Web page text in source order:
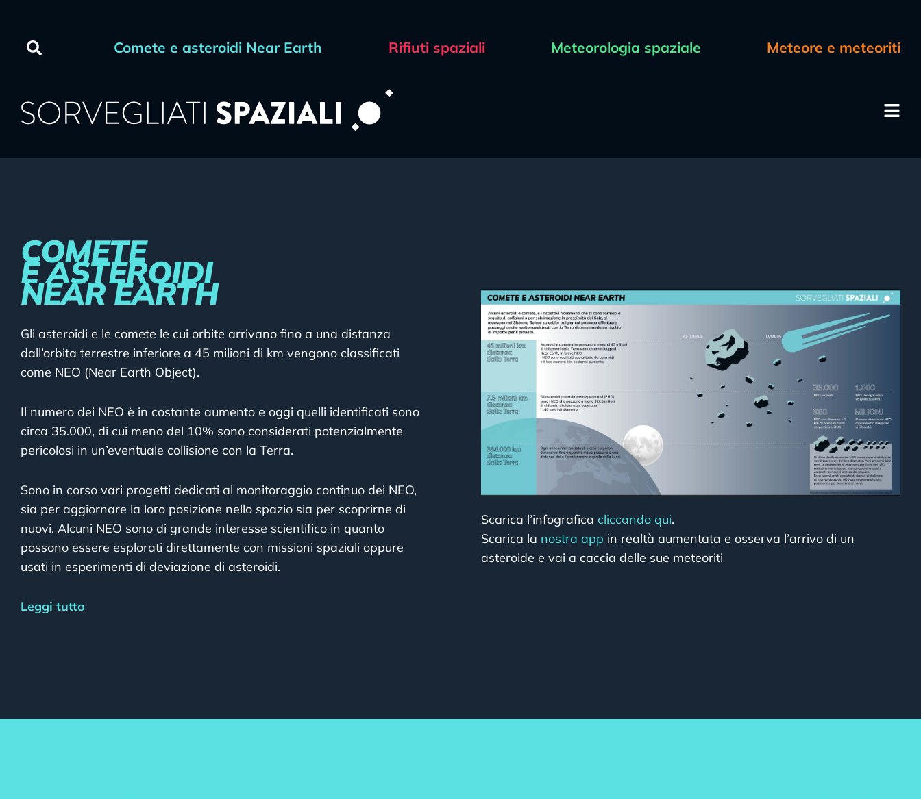
Comete e asteroidi Near Earth Rifiuti spaziali Meteorologia spaziale Meteore e meteoriti
COMETE
E ASTEROIDI
NEAR EARTH
Gli asteroidi e le comete le cui orbite arrivano fino a una distanza
dall’orbita terrestre inferiore a 45 milioni di km vengono classificati
come NEO (Near Earth Object).
Il numero dei NEO è in costante aumento e oggi quelli identificati sono
circa 35.000, di cui meno del 10% sono considerati potenzialmente
pericolosi in un’eventuale collisione con la Terra.
Sono in corso vari progetti dedicati al monitoraggio continuo dei NEO,
sia per aggiornare la loro posizione nello spazio sia per scoprirne di
nuovi. Alcuni NEO sono di grande interesse scientifico in quanto
possono essere esplorati direttamente con missioni spaziali oppure
usati in esperimenti di deviazione di asteroidi.
Leggi tutto
Scarica l’infografica cliccando qui.
Scarica la nostra app in realtà aumentata e osserva l’arrivo di un
asteroide e vai a caccia delle sue meteoriti